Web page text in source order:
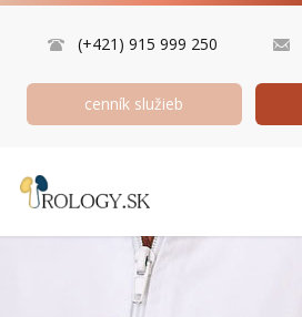
(+421) 915 999 250
cenník služieb